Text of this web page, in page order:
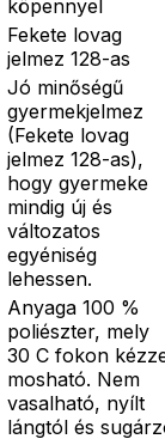
köpennyel
Fekete lovag
jelmez 128-as
Jó minőségű
gyermekjelmez
(Fekete lovag
jelmez 128-as),
hogy gyermeke
mindig új és
változatos
egyéniség
lehessen.
Anyaga 100 %
poliészter, mely
30 C fokon
mosható. Nem
vasalható, nyílt
lángtól és